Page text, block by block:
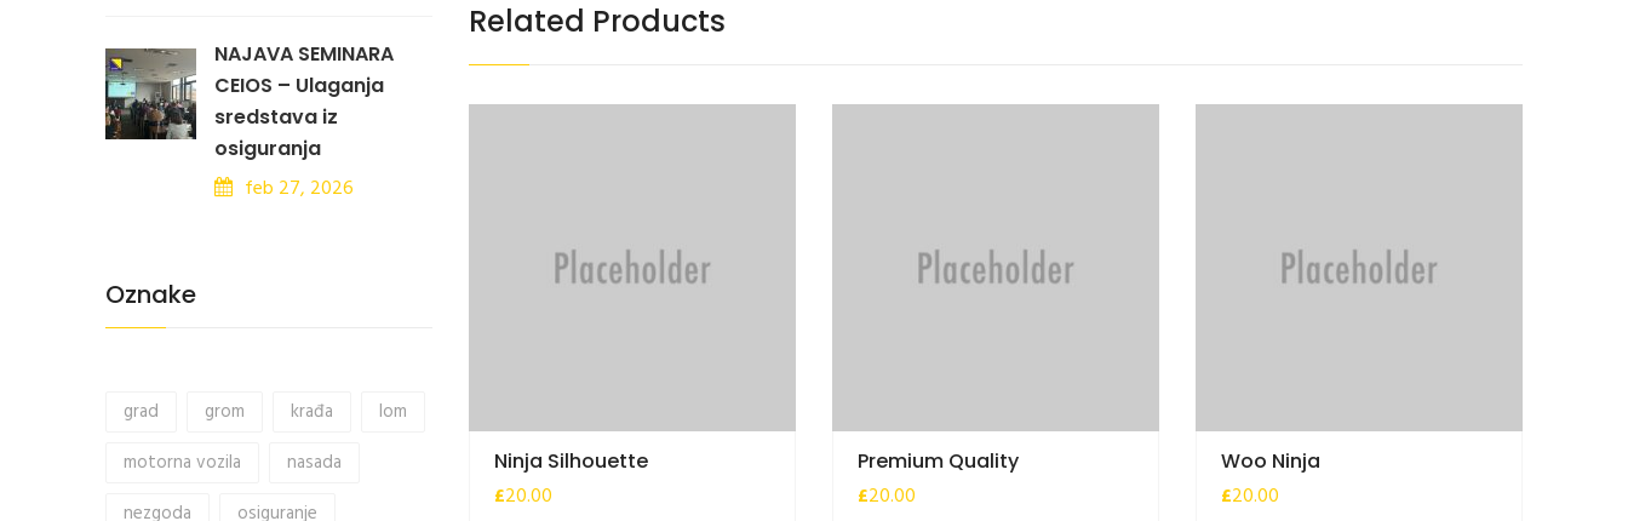
NAJAVA SEMINARA
CEIOS – Ulaganja
sredstava iz
osiguranja
feb 27, 2026
Oznake
grad grom krađa
lom
motorna vozila
nasada
nezgoda
osiguranje
Related Products
Ninja Silhouette
£20.00
Premium Quality
£20.00
Woo Ninja
£20.00